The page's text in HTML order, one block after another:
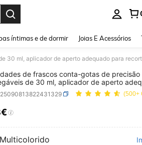
íntimas e de dormir Joias E Acessórios
de frascos conta-gotas de precisão
de 30 ml, aplicador de aperto
de papel, artesanato e uso escolar.
(500+
AND
Multicolorido